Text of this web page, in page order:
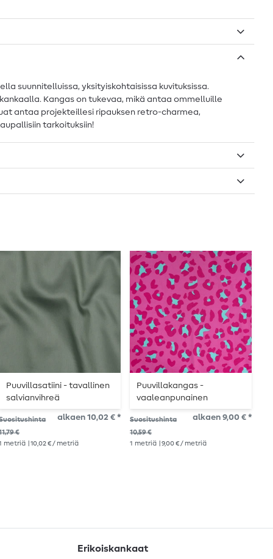
suunnitelluissa, yksityiskohtaisissa kuvituksissa.
Kangas on tukevaa, mikä antaa ommelluille
antaa projekteillesi ripauksen retro-charmea,
tarkoituksiin!
Puuvillasatiini - tavallinen
salvianvihreä
€
alkaen 10,02 € *
metriä | 10,02 € / metriä
Puuvillakangas -
vaaleanpunainen
kokoelma
Suositushinta
10,59 €
alkaen 9,00 € *
1 metriä | 9,00 € / metriä
Erikoiskankaat